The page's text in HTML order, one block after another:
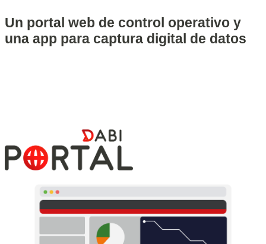
Un portal web de control operativo y
una app para captura digital de datos